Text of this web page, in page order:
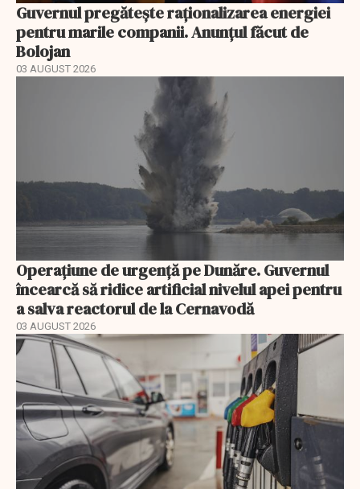
Guvernul pregătește raționalizarea energiei
pentru marile companii. Anunțul făcut de
Bolojan
03 AUGUST 2026
Operațiune de urgență pe Dunăre. Guvernul
încearcă să ridice artificial nivelul apei pentru
a salva reactorul de la Cernavodă
03 AUGUST 2026